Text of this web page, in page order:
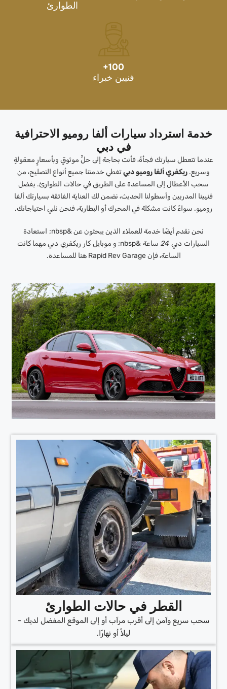
الطوارئ
100
+
فنيين خبراء
خدمة استرداد سيارات ألفا روميو الاحترافية
في دبي
عندما تتعطل سيارتك فجأةً، فأنت بحاجة إلى حلٍّ موثوقٍ وبأسعارٍ معقولةٍ
وسريع. ريكفري ألفا روميو دبيتغطي خدمتنا جميع أنواع التصليح، من
سحب الأعطال إلى المساعدة على الطريق في حالات الطوارئ. بفضل
فنيينا المدربين وأسطولنا الحديث، نضمن لك العناية الفائقة بسيارتك ألفا
روميو. سواءً كانت مشكلة في المحرك أو البطارية، فنحن نلبي احتياجاتك.
نحن نقدم أيضًا خدمة للعملاء الذين يبحثون عن&nbsp;
استعادة
السيارات دبي 24 ساعة
&nbsp; و موبايل كار ريكفري دبي مهما كانت
الساعة، فإن Rapid Rev Garage هنا للمساعدة.
القطر في حالات الطوارئ
سحب سريع وآمن إلى أقرب مرآب أو إلى الموقع المفضل لديك -
ليلاً أو نهارًا.